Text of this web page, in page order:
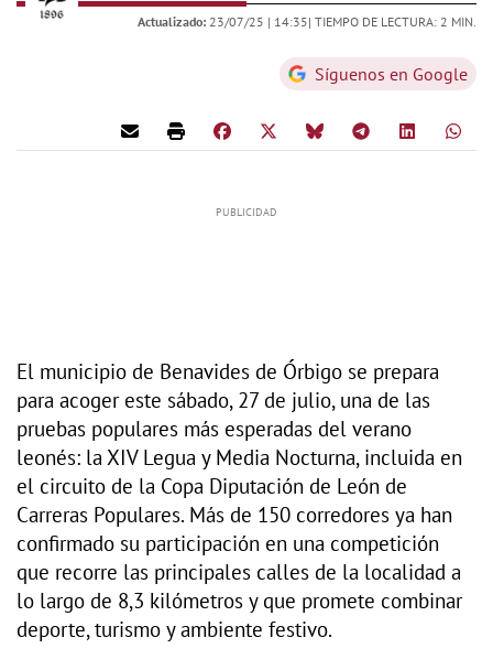
Actualizado: 23/07/25 | 14:35| TIEMPO DE LECTURA: 2 MIN.
Síguenos en Google
El municipio de Benavides de Órbigo se prepara
para acoger este sábado, 27 de julio, una de las
pruebas populares más esperadas del verano
leonés: la XIV Legua y Media Nocturna, incluida en
el circuito de la Copa Diputación de León de
Carreras Populares. Más de 150 corredores ya han
confirmado su participación en una competición
que recorre las principales calles de la localidad a
lo largo de 8,3 kilómetros y que promete combinar
deporte, turismo y ambiente festivo.